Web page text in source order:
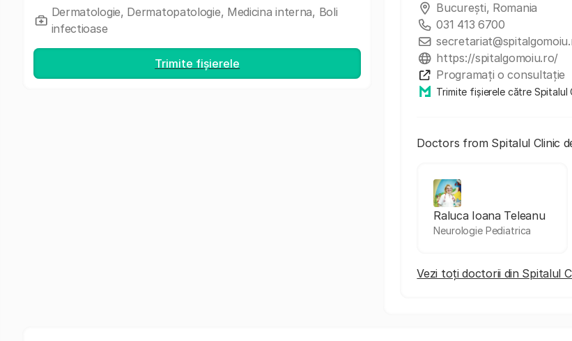
Dermatologie, Dermatopatologie, Medicina interna, Boli
infectioase
Trimite fișierele
București, Romania
031 413 6700
https://spitalgomoiu.ro/
Programați o consultație
Trimite fișierele către Spitalul
Doctors from Spitalul Clinic
Raluca Ioana Teleanu
Neurologie Pediatrica
Vezi toți doctorii din Spitalul